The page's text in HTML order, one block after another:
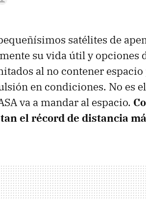
satélites de
su vida útil y opciones
al no contener
en condiciones. No es
va a mandar al espacio.
el récord de distancia